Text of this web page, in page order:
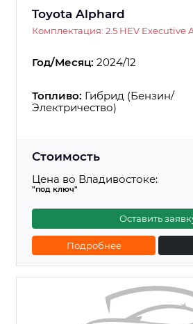
Toyota Alphard
Комплектация: 2.5 HEV Executive
Год/Месяц: 2024/12
Топливо: Гибрид (Бензин/
Электричество)
Стоимость
Цена во Владивостоке:
"под ключ"
Оставить
Подробнее